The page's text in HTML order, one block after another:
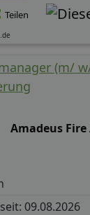
Teilen
(m/
Amadeus Fire
09.08.2026